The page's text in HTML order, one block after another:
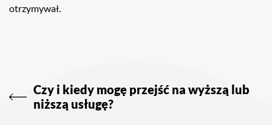
otrzymywał.
wpisuCzy i kiedy mogę przejść na wyższą lub
niższą usługę?